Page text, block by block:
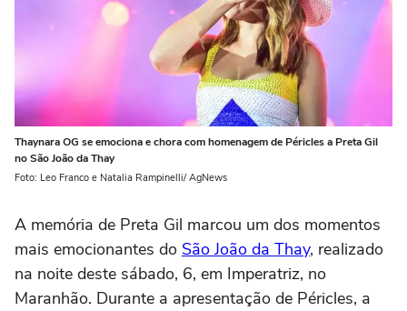
Thaynara OG se emociona e chora com homenagem de Péricles a Preta Gil
no São João da Thay
Foto: Leo Franco e Natalia Rampinelli/ AgNews
A memória de Preta Gil marcou um dos momentos
mais emocionantes do São João da Thay, realizado
na noite deste sábado, 6, em Imperatriz, no
Maranhão. Durante a apresentação de Péricles, a